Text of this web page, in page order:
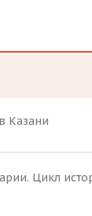
Казани
Цикл